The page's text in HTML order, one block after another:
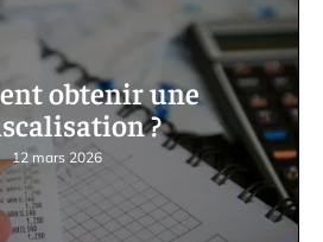
obtenir une
?
12 mars 2026